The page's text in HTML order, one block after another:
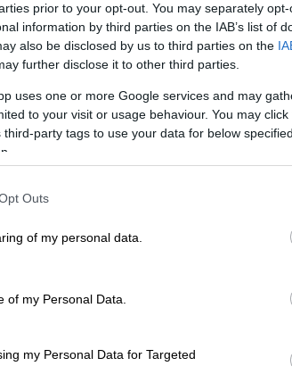
prior to your opt-out. You may separately
information by third parties on the IAB’s list of
also be disclosed by us to third parties on the
further disclose it to other third parties.
uses one or more Google services and may
to your visit or usage behaviour. You may
party tags to use your data for below
Outs
of my personal data.
of my Personal Data.
my Personal Data for Targeted
16:53
γκάφα των
Οι ΗΠΑ «επενδύουν»
μόνο θυμηδία θα μπορούσε να
η αναγραφή του
βασιλείου